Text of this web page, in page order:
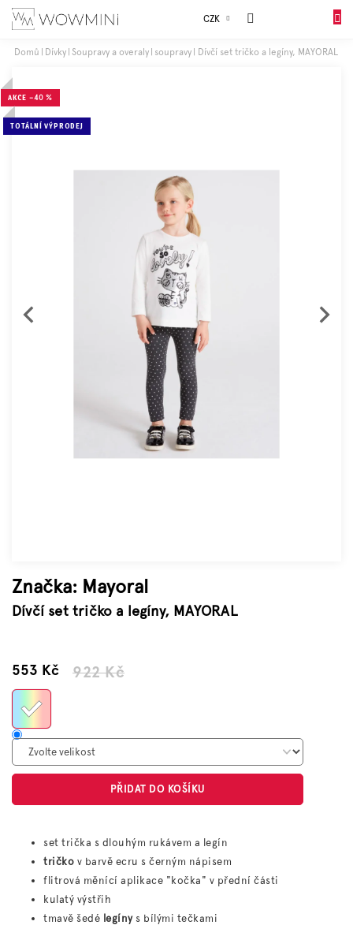
Přejít
CZK
KOŠÍK
Sales
Chlapci
Dárkové
Domů Dívky Soupravy a overaly soupravy Dívčí set tričko a legíny, MAYORAL
Značka: Mayoral
Dívčí set tričko a legíny, MAYORAL
AKCE –40 %
TOTÁLNÍ VÝPRODEJ
922 Kč
553 KčMěrná
PŘIDAT DO KOŠÍKU
set trička s dlouhým rukávem a legín
tričko v barvě ecru s černým nápisem
flitrová měnící aplikace "kočka" v přední části
kulatý výstřih
tmavě šedé legínys bílými tečkami